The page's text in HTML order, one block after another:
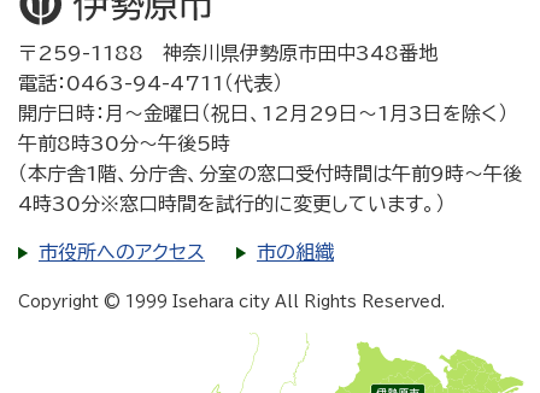
〒259-1188 神奈川県伊勢原市田中348番地
電話：0463-94-4711（代表）
開庁日時：月～金曜日（祝日、12月29日～1月3日を除く）
午前8時30分～午後5時
（本庁舎1階、分庁舎、分室の窓口受付時間は午前9時～午後
4時30分※窓口時間を試行的に変更しています。）
市役所へのアクセス 市の組織
Copyright © 1999 Isehara city All Rights Reserved.